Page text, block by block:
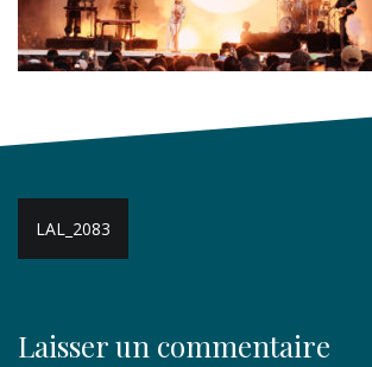
Navigation
de
LAL_2083
Laisser un commentaire